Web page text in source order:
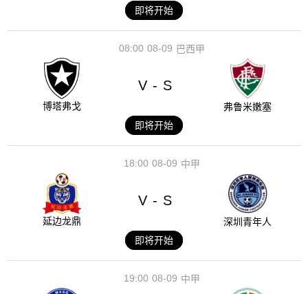
即将开始
08-09
08:00 巴西甲
博塔弗戈
V - S
弗鲁米嫩塞
即将开始
08-09
18:00 中甲
延边龙鼎
V - S
深圳青年人
即将开始
08-09
19:00 中甲